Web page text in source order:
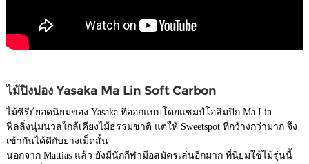
ไม้ปิงปอง Yasaka Ma Lin Soft Carbon
ไม้ซีรีย์ยอดนิยมของ Yasaka ที่ออกแบบโดยแชมป์โอลิมปิก Ma Lin
ฟีลลิ่งนุ่มนวลใกล้เคียงไม้ธรรมชาติ แต่ให้ Sweetspot ที่กว้างกว่ามาก จึง
เข้ากันได้ดีกับยางเม็ดสั้น
นอกจาก Mattias แล้ว ยังมีนักกีฬามือสมัครเล่นอีกมาก ที่นิยมใช้ไม้รุ่นนี้